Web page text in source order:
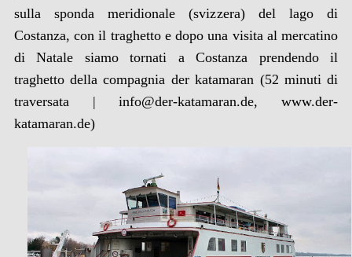
sulla sponda meridionale (svizzera) del lago di
Costanza, con il traghetto e dopo una visita al mercatino
di Natale siamo tornati a Costanza prendendo il
traghetto della compagnia der katamaran (52 minuti di
traversata | info@der-katamaran.de, www.der-
katamaran.de)